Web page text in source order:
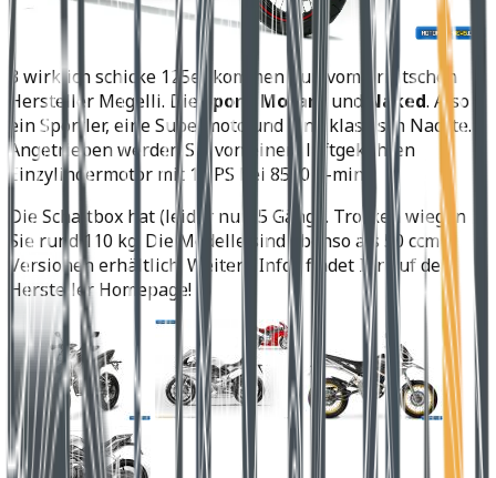
3 wirklich schicke 125er kommen nun vom brititschen
Hersteller Megelli. DieSport ,Motard und Naked. Also
ein Sportler, eine Supermoto und eine klassisch Nackte.
Angetrieben werden Sie von einem luftgekühten
Einzylindermotor mit 11 PS bei 8500 u-min.
Die Schaltbox hat (leider nur) 5 Gänge. Trocken wiegen
Sie rund 110 kg. Die Modelle sind ebenso als 50 ccm
Versionen erhältlich. Weitere Infos findet Ihr auf der
Hersteller Homepage!